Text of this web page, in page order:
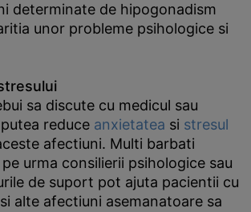
determinate de hipogonadism
unor probleme psihologice si
sa discute cu medicul sau
reduce anxietatea si stresul
afectiuni. Multi barbati
urma consilierii psihologice sau
de suport pot ajuta pacientii cu
alte afectiuni asemanatoare sa